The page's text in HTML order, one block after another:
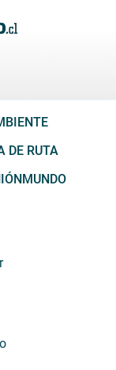
DE RUTA
MUNDO